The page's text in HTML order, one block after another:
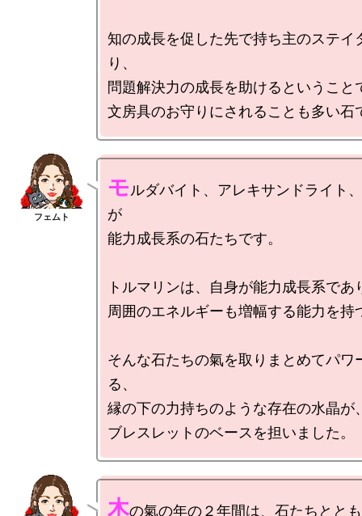
知の成長を促した先で持ち主のステイ
り、
問題解決力の成長を助けるということ
モルダバイト、アレキサンドライト
が
能力成長系の石たちです。
トルマリンは、自身が能力成長系であ
周囲のエネルギーも増幅する能力を持
そんな石たちの氣を取りまとめてパワ
る、
縁の下の力持ちのような存在の水晶が
木の氣の年の２年間は、石たちとと